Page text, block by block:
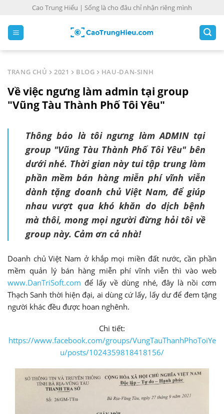
Cao Trung Hiếu | Sống là cho đâu chỉ nhận riêng mình
TRANG CHỦ 2021 BLOG HAU-DAN-SINH
Về việc ngưng làm admin tại group
"Vũng Tàu Thành Phố Tôi Yêu"
Thông báo là tôi ngưng làm ADMIN tại
group "Vũng Tàu Thành Phố Tôi Yêu" bên
dưới nhé. Thời gian này tui tập trung làm
phần mềm bán hàng miễn phí vĩnh viễn
dành tặng doanh chủ Việt Nam, để giúp
nhau vượt qua khó khăn do dịch bệnh
mà thôi, mong mọi người đừng hỏi tôi về
group này. Cảm ơn cả nhà!
Doanh chủ Việt Nam ở khắp mọi miền đất nước, cần phần
mềm quản lý bán hàng miễn phí vĩnh viễn thì vào web
www.DanTriSoft.com để lấy về dùng nhé, đây là nồi cơm
Thạch Sanh thời hiện đại, ai dùng cứ lấy, lấy dư để đem tặng
người khác đều được hoan nghênh.
Chi tiết:
https://www.facebook.com/groups/VungTauThanhPhoToiYe
u/posts/1024359818418156/